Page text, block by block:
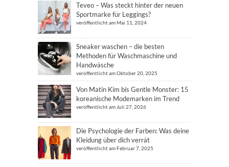
Teveo – Was steckt hinter der neuen
Sportmarke für Leggings?
veröffentlicht am Mai 11, 2024
Sneaker waschen – die besten
Methoden für Waschmaschine und
Handwäsche
veröffentlicht am Oktober 20, 2025
Von Matin Kim bis Gentle Monster: 15
koreanische Modemarken im Trend
veröffentlicht am Juli 27, 2026
Die Psychologie der Farben: Was deine
Kleidung über dich verrät
veröffentlicht am Februar 7, 2025